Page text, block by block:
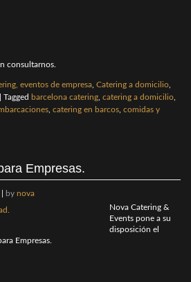
consultarnos.
eventos de empresa Catering a domicilio
Tagged barcelona catering catering a domicilio
catering en barcos comidas y
Empresas.
by nova
Nova Catering &
Events pone a su
disposición el
Empresas.